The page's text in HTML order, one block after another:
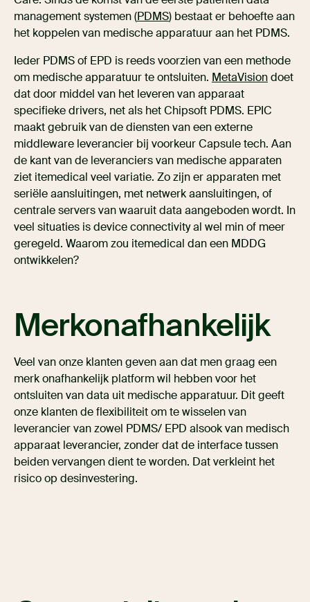
management systemen (PDMS) bestaat er behoefte aan
het koppelen van medische apparatuur aan het PDMS.
Ieder PDMS of EPD is reeds voorzien van een methode
om medische apparatuur te ontsluiten. MetaVisiondoet
dat door middel van het leveren van apparaat
specifieke drivers, net als het Chipsoft PDMS. EPIC
maakt gebruik van de diensten van een externe
middleware leverancier bij voorkeur Capsule tech. Aan
de kant van de leveranciers van medische apparaten
ziet itemedical veel variatie. Zo zijn er apparaten met
seriële aansluitingen, met netwerk aansluitingen, of
centrale servers van waaruit data aangeboden wordt. In
veel situaties is device connectivity al wel min of meer
geregeld. Waarom zou itemedical dan een MDDG
ontwikkelen?
Merkonafhankelijk
Veel van onze klanten geven aan dat men graag een
merk onafhankelijk platform wil hebben voor het
ontsluiten van data uit medische apparatuur. Dit geeft
onze klanten de flexibiliteit om te wisselen van
leverancier van zowel PDMS/ EPD alsook van medisch
apparaat leverancier, zonder dat de interface tussen
beiden vervangen dient te worden. Dat verkleint het
risico op desinvestering.